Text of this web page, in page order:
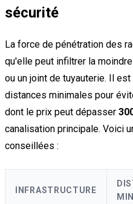
sécurité
La force de pénétration des
qu'elle peut infiltrer la
ou un joint de tuyauterie. Il
distances minimales pour
dont le prix peut dépasser
canalisation principale. Voici
conseillées :
INFRASTRUCTURE